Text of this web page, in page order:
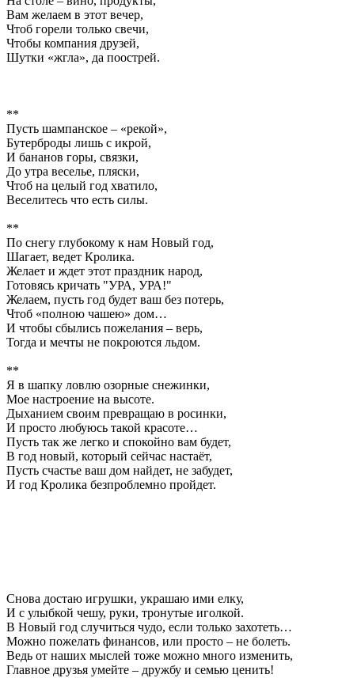
Вам желаем в этот вечер,
Чтоб горели только свечи,
Чтобы компания друзей,
Шутки «жгла», да поострей.
**
Пусть шампанское – «рекой»,
Бутерброды лишь с икрой,
И бананов горы, связки,
До утра веселье, пляски,
Чтоб на целый год хватило,
Веселитесь что есть силы.
**
По снегу глубокому к нам Новый год,
Шагает, ведет Кролика.
Желает и ждет этот праздник народ,
Готовясь кричать "УРА, УРА!"
Желаем, пусть год будет ваш без потерь,
Чтоб «полною чашею» дом…
И чтобы сбылись пожелания – верь,
Тогда и мечты не покроются льдом.
**
Я в шапку ловлю озорные снежинки,
Мое настроение на высоте.
Дыханием своим превращаю в росинки,
И просто любуюсь такой красоте…
Пусть так же легко и спокойно вам будет,
В год новый, который сейчас настаёт,
Пусть счастье ваш дом найдет, не забудет,
И год Кролика безпроблемно пройдет.
Снова достаю игрушки, украшаю ими елку,
И с улыбкой чешу, руки, тронутые иголкой.
В Новый год случиться чудо, если только захотеть…
Можно пожелать финансов, или просто – не болеть.
Ведь от наших мыслей тоже можно много изменить,
Главное друзья умейте – дружбу и семью ценить!